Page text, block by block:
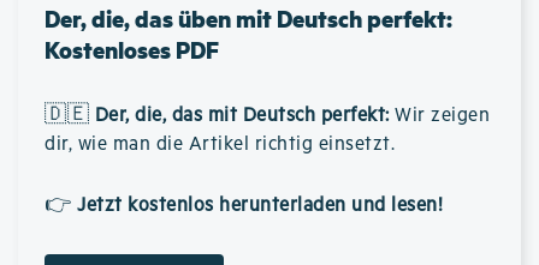
Der, die, das üben mit Deutsch perfekt:
Kostenloses PDF
🇩🇪 Der, die, das mit Deutsch perfekt: Wir zeigen
dir, wie man die Artikel richtig einsetzt.
👉 Jetzt kostenlos herunterladen und lesen!